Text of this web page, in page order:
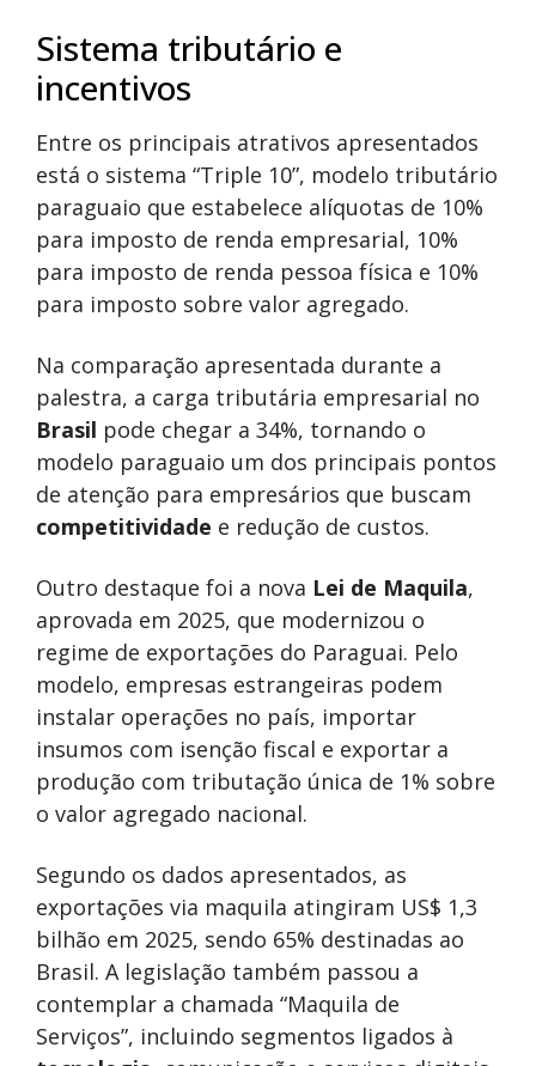
Sistema tributário e
incentivos
Entre os principais atrativos apresentados
está o sistema “Triple 10”, modelo tributário
paraguaio que estabelece alíquotas de 10%
para imposto de renda empresarial, 10%
para imposto de renda pessoa física e 10%
para imposto sobre valor agregado.
Na comparação apresentada durante a
palestra, a carga tributária empresarial no
Brasil pode chegar a 34%, tornando o
modelo paraguaio um dos principais pontos
de atenção para empresários que buscam
competitividade e redução de custos.
Outro destaque foi a nova Lei de Maquila,
aprovada em 2025, que modernizou o
regime de exportações do Paraguai. Pelo
modelo, empresas estrangeiras podem
instalar operações no país, importar
insumos com isenção fiscal e exportar a
produção com tributação única de 1% sobre
o valor agregado nacional.
Segundo os dados apresentados, as
exportações via maquila atingiram US$ 1,3
bilhão em 2025, sendo 65% destinadas ao
Brasil. A legislação também passou a
contemplar a chamada “Maquila de
Serviços”, incluindo segmentos ligados à